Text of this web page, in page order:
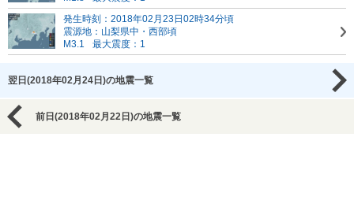
発生時刻：2018年02月23日02時34分頃
震源地：山梨県中・西部頃
M3.1
最大震度：1
翌日(2018年02月24日)の地震一覧
前日(2018年02月22日)の地震一覧